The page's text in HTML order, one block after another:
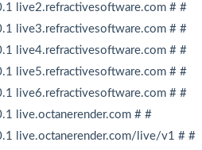
live2.refractivesoftware.com # #
live3.refractivesoftware.com # #
live4.refractivesoftware.com # #
live5.refractivesoftware.com # #
live6.refractivesoftware.com # #
live.octanerender.com # #
live.octanerender.com/live/v1 # #